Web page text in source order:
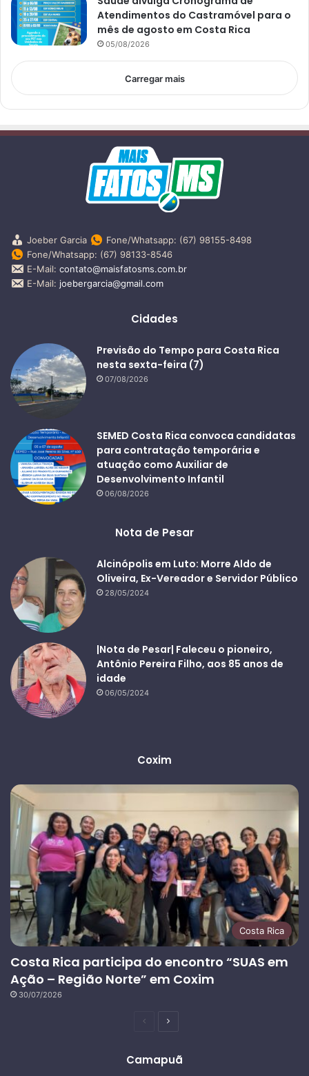
Atendimentos do Castramóvel para o
mês de agosto em Costa Rica
05/08/2026
Carregar mais
Joeber Garcia
Fone/Whatsapp: (67) 98155-8498
Fone/Whatsapp: (67) 98133-8546
E-Mail: contato@maisfatosms.com.br
E-Mail: joebergarcia@gmail.com
Cidades
Previsão do Tempo para Costa Rica
nesta sexta-feira (7)
07/08/2026
SEMED Costa Rica convoca candidatas
para contratação temporária e
atuação como Auxiliar de
Desenvolvimento Infantil
06/08/2026
Nota de Pesar
Alcinópolis em Luto: Morre Aldo de
Oliveira, Ex-Vereador e Servidor Público
28/05/2024
|Nota de Pesar| Faleceu o pioneiro,
Antônio Pereira Filho, aos 85 anos de
idade
06/05/2024
Coxim
Costa Rica
Costa Rica participa do encontro “SUAS em
Ação – Região Norte” em Coxim
30/07/2026
PáginaPróxima
Camapuã